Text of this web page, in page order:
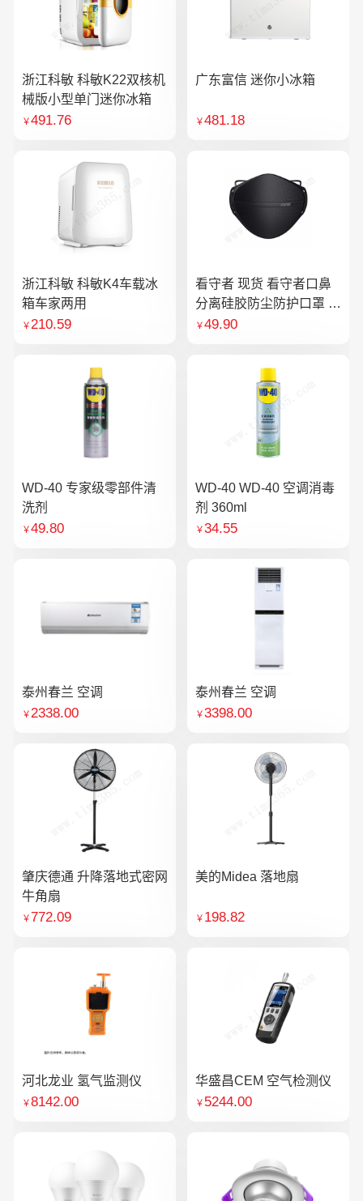
浙江科敏 科敏K22双核机
械版小型单门迷你冰箱
￥491.76
广东富信 迷你小冰箱
￥481.18
浙江科敏 科敏K4车载冰
箱车家两用
￥210.59
看守者 现货 看守者口鼻
分离硅胶防尘防护口罩 1
个口罩含10片滤芯
￥49.90
WD-40 专家级零部件清
洗剂
￥49.80
WD-40 WD-40 空调消毒
剂 360ml
￥34.55
泰州春兰 空调
￥2338.00
泰州春兰 空调
￥3398.00
肇庆德通 升降落地式密网
牛角扇
￥772.09
美的Midea 落地扇
￥ 198.82
河北龙业 氢气监测仪
￥8142.00
华盛昌CEM 空气检测仪
￥ 5244.00